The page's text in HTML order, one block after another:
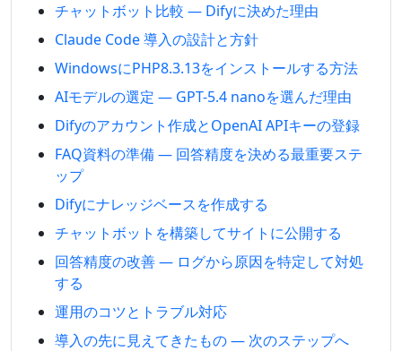
チャットボット比較 — Difyに決めた理由
Claude Code 導入の設計と方針
WindowsにPHP8.3.13をインストールする方法
AIモデルの選定 — GPT-5.4 nanoを選んだ理由
Difyのアカウント作成とOpenAI APIキーの登録
FAQ資料の準備 — 回答精度を決める最重要ステ
ップ
Difyにナレッジベースを作成する
チャットボットを構築してサイトに公開する
回答精度の改善 — ログから原因を特定して対処
する
運用のコツとトラブル対応
導入の先に見えてきたもの — 次のステップへ